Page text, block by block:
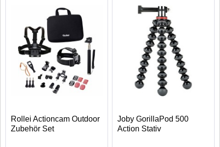
Rollei Actioncam Outdoor
Zubehör Set
Joby GorillaPod 500
Action Stativ